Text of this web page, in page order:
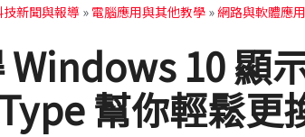
新聞與報導 » 電腦應用與其他教學 »網路與軟體應用
Windows 10 顯
幫你輕鬆更